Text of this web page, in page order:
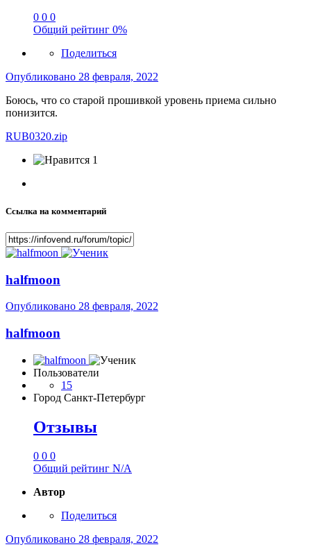
0 0 0
Общий рейтинг 0%
Поделиться
Опубликовано 28 февраля, 2022
Боюсь, что со старой прошивкой уровень приема сильно
понизится.
RUB0320.zip
1
Ссылка на комментарий
halfmoon
Опубликовано 28 февраля, 2022
halfmoon
Пользователи
15
Город Санкт-Петербург
Отзывы
0 0 0
Общий рейтинг N/A
Автор
Поделиться
Опубликовано 28 февраля, 2022